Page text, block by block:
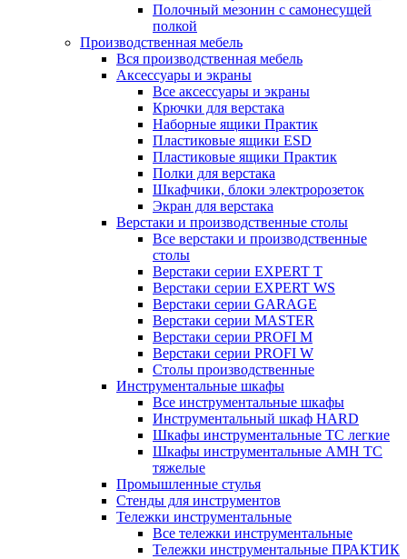
Полочный мезонин с самонесущей
полкой
Производственная мебель
Вся производственная мебель
Аксессуары и экраны
Все аксессуары и экраны
Крючки для верстака
Наборные ящики Практик
Пластиковые ящики ESD
Пластиковые ящики Практик
Полки для верстака
Шкафчики, блоки электророзеток
Экран для верстака
Верстаки и производственные столы
Все верстаки и производственные
столы
Верстаки серии EXPERT T
Верстаки серии EXPERT WS
Верстаки серии GARAGE
Верстаки серии MASTER
Верстаки серии PROFI M
Верстаки серии PROFI W
Столы производственные
Инструментальные шкафы
Все инструментальные шкафы
Инструментальный шкаф HARD
Шкафы инструментальные ТС легкие
Шкафы инструментальные AMH TC
тяжелые
Промышленные стулья
Стенды для инструментов
Тележки инструментальные
Все тележки инструментальные
Тележки инструментальные ПРАКТИК